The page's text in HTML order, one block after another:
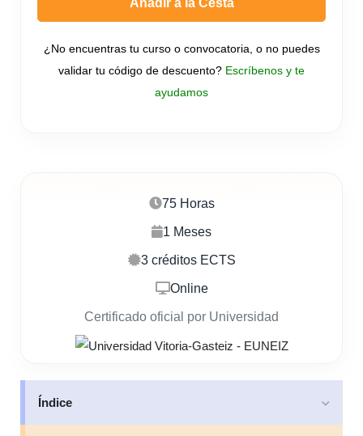
75 Horas
1 Meses
3 créditos ECTS
Online
Certificado oficial por Universidad
Índice
Añadir a la Cesta
¿No encuentras tu curso o convocatoria, o no puedes
validar tu código de descuento? Escríbenos y te
ayudamos